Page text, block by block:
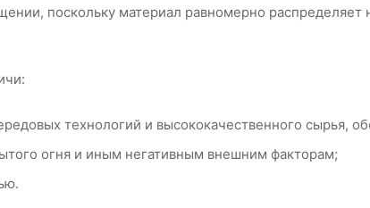
поскольку материал равномерно распределяет
технологий и высококачественного сырья,
огня и иным негативным внешним факторам;